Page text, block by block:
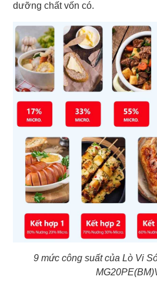
dưỡng chất vốn có.
9 mức công suất của Lò Vi